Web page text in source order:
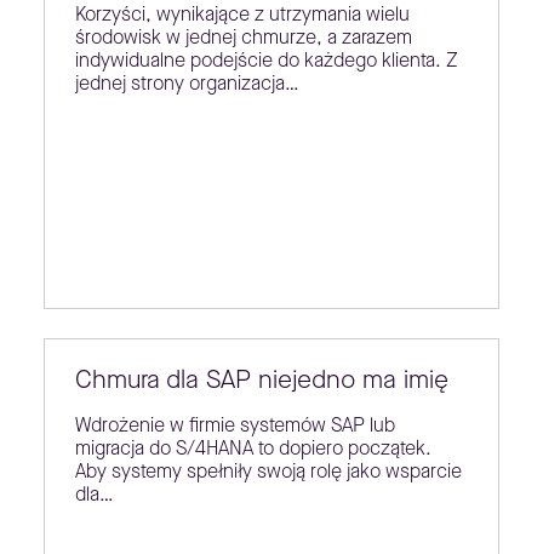
Korzyści, wynikające z utrzymania wielu
środowisk w jednej chmurze, a zarazem
indywidualne podejście do każdego klienta. Z
jednej strony organizacja…
Chmura dla SAP niejedno ma imię
Wdrożenie w firmie systemów SAP lub
migracja do S/4HANA to dopiero początek.
Aby systemy spełniły swoją rolę jako wsparcie
dla…